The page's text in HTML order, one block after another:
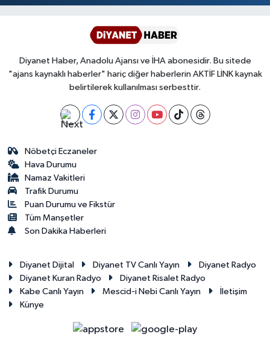
Diyanet Haber, Anadolu Ajansı ve İHA abonesidir. Bu sitede
"ajans kaynaklı haberler" hariç diğer haberlerin AKTİF LİNK kaynak
belirtilerek kullanılması serbesttir.
Nöbetçi Eczaneler
Hava Durumu
Namaz Vakitleri
Trafik Durumu
Puan Durumu ve Fikstür
Tüm Manşetler
Son Dakika Haberleri
Diyanet Dijital Diyanet TV Canlı Yayın
Diyanet Radyo
Diyanet Kuran Radyo
Diyanet Risalet Radyo
Kabe Canlı Yayın
Mescid-i Nebi Canlı Yayın
İletişim
Künye